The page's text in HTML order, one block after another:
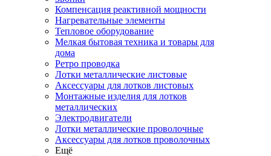
Компенсация реактивной мощности
Нагревательные элементы
Тепловое оборудование
Мелкая бытовая техника и товары для
дома
Ретро проводка
Лотки металлические листовые
Аксессуары для лотков листовых
Монтажные изделия для лотков
металлических
Электродвигатели
Лотки металлические проволочные
Аксессуары для лотков проволочных
Ещё